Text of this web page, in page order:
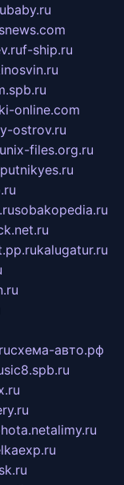
f-ship.ru
online.com
ostrov.ru
nix-files.org.ru
sobakopedia.ru
kalugatur.ru
схема-авто.рф
alimy.ru